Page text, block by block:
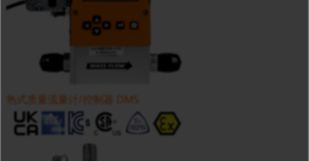
热式质量流量计/控制器 DMS